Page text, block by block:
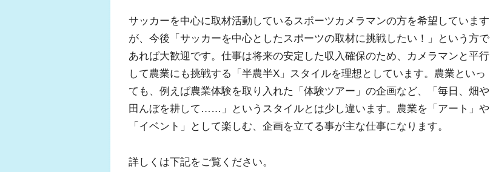
サッカーを中心に取材活動しているスポーツカメラマンの方を希望しています
が、今後「サッカーを中心としたスポーツの取材に挑戦したい！」という方で
あれば大歓迎です。仕事は将来の安定した収入確保のため、カメラマンと平行
して農業にも挑戦する「半農半X」スタイルを理想としています。農業といっ
ても、例えば農業体験を取り入れた「体験ツアー」の企画など、「毎日、畑や
田んぼを耕して……」というスタイルとは少し違います。農業を「アート」や
「イベント」として楽しむ、企画を立てる事が主な仕事になります。
詳しくは下記をご覧ください。